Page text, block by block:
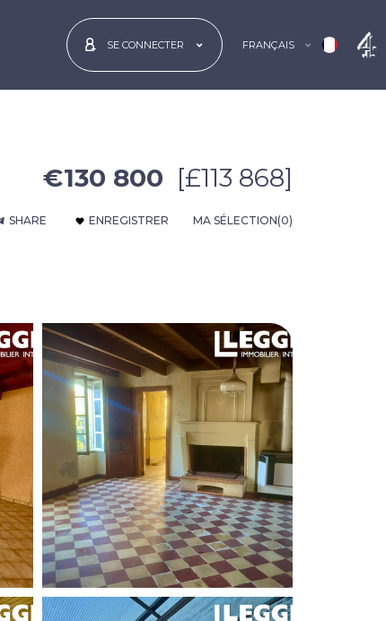
SE CONNECTER FRANÇAIS
€130 800 [£113 868]
SHARE ENREGISTRER MA SÉLECTION(0)